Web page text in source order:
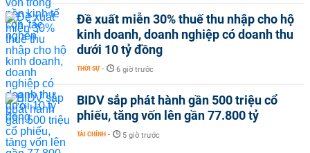
Đề xuất miễn 30% thuế thu nhập cho hộ
kinh doanh, doanh nghiệp có doanh thu
dưới 10 tỷ đồng
THỜI SỰ - 6 giờ trước
BIDV sắp phát hành gần 500 triệu cổ
phiếu, tăng vốn lên gần 77.800 tỷ
TÀI CHÍNH - 5 giờ trước